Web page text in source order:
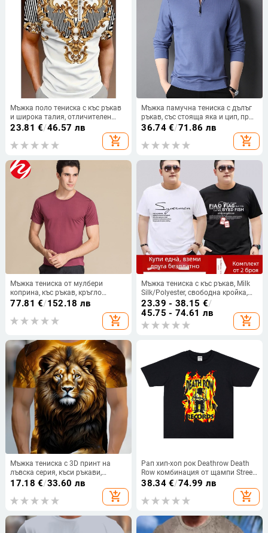
Мъжка поло тениска с къс ръкав
и широка талия, отличителен
модерен метален мотив, 3D
23.81 €/46.57 лв
add_shopping_cart
Мъжка памучна тениска с дълъг
ръкав, със стояща яка и цип, прав
силует
36.74€/71.86 лв
add_shopping_cart
Мъжка тениска от мулбери
коприна, къс ръкав, кръгло
деколте, свободна кройка,
77.81 €/152.18 лв
add_shopping_cart
Мъжка тениска с къс ръкав, Milk
Silk/Polyester, свободна кройка,
кръгло деколте, флисово
подплатена, рекламен принт,
лято
23.39 - 38.15 €/
45.75 - 74.61 лв
add_shopping_cart
Мъжка тениска с 3D принт на
лъвска серия, къси ръкави,
кръгла яка, полиестер, дишащ
17.18 €/33.60 лв
add_shopping_cart
Рап хип-хоп рок Deathrow Death
Row комбинация от щампи Street
тениска с къс ръкав, свободен
38.34€/74.99 лв
add_shopping_cart